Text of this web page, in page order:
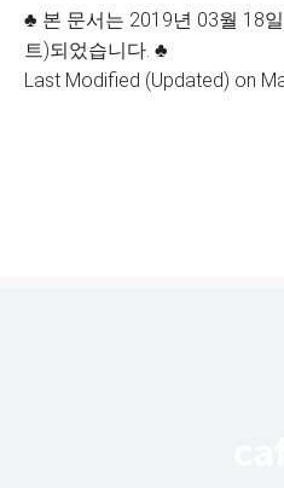
♣ 본 문서는 2019년 03월 18
트)되었습니다. ♣
Last Modified (Updated) on